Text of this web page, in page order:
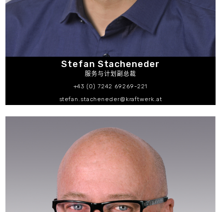
Stefan Stacheneder
服务与计划副总裁
+43 (0) 7242 69269-221
stefan.stacheneder@kraftwerk.at